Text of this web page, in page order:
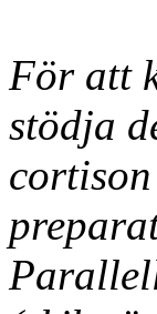
För att
stödja